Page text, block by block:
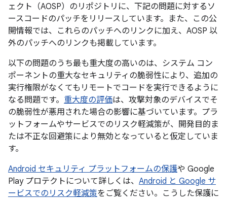
ェクト（AOSP）のリポジトリに、下記の問題に対するソ
ースコードのパッチをリリースしています。また、この公
開情報では、これらのパッチへのリンクに加え、AOSP 以
外のパッチへのリンクも掲載しています。
以下の問題のうち最も重大度の高いのは、システム コン
ポーネントの重大なセキュリティの脆弱性により、追加の
実行権限がなくてもリモートでコードを実行できるように
なる問題です。 重大度の評価は、攻撃対象のデバイスでそ
の脆弱性が悪用された場合の影響に基づいています。プラ
ットフォームやサービスでのリスク軽減策が、開発目的ま
たは不正な回避策により無効となっていると仮定していま
す。
Android セキュリティ プラットフォームの保護や Google
Play プロテクトについて詳しくは、 Android と Google サ
ービスでのリスク軽減策をご覧ください。こうした保護に